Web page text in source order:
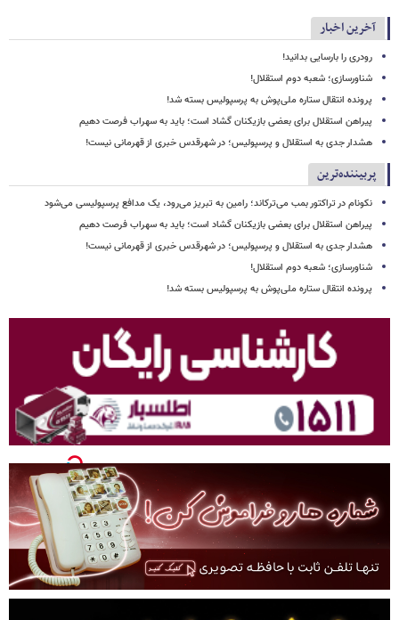
آخرین اخبار
رودری را بارسایی بدانید!
شناورسازی؛ شعبه دوم استقلال!
پرونده انتقال ستاره ملی‌پوش به پرسپولیس بسته شد!
پیراهن استقلال برای بعضی بازیکنان گشاد است؛ باید به سهراب فرصت دهیم
هشدار جدی به استقلال و پرسپولیس؛ در شهرقدس خبری از قهرمانی نیست!
پربیننده‌ترین
نکونام در تراکتور بمب می‌ترکاند؛ رامین به تبریز می‌رود، یک مدافع پرسپولیسی می‌شود
پیراهن استقلال برای بعضی بازیکنان گشاد است؛ باید به سهراب فرصت دهیم
هشدار جدی به استقلال و پرسپولیس؛ در شهرقدس خبری از قهرمانی نیست!
شناورسازی؛ شعبه دوم استقلال!
پرونده انتقال ستاره ملی‌پوش به پرسپولیس بسته شد!